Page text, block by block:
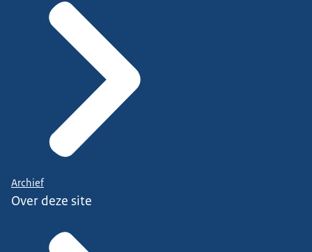
Archief
Over deze site